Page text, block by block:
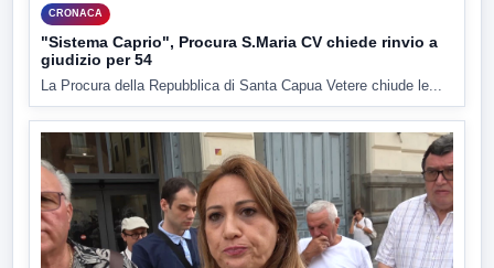
CRONACA
"Sistema Caprio", Procura S.Maria CV chiede rinvio a
giudizio per 54
La Procura della Repubblica di Santa Capua Vetere chiude le...